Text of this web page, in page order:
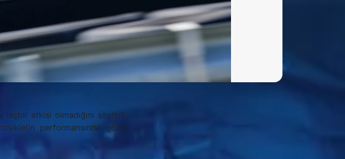
hiçbir etkisi olmadığını söyledi.
performansında gözle